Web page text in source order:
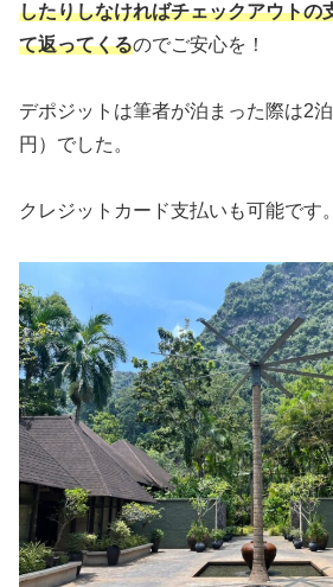
したりしなければチェックアウトの
て返ってくるのでご安心を！
デポジットは筆者が泊まった際は2
円）でした。
クレジットカード支払いも可能です。